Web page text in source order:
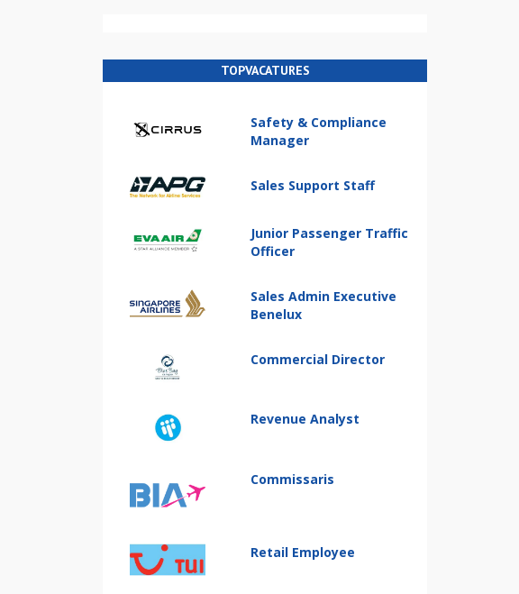
TOPVACATURES
Safety & Compliance
Manager
Sales Support Staff
Junior Passenger Traffic
Officer
Sales Admin Executive
Benelux
Commercial Director
Revenue Analyst
Commissaris
Retail Employee